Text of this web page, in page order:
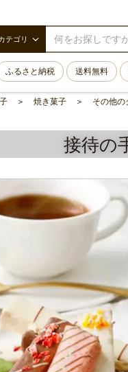
テゴリ
ふるさと納税 送料無料
焼き菓子 その他の
接待の